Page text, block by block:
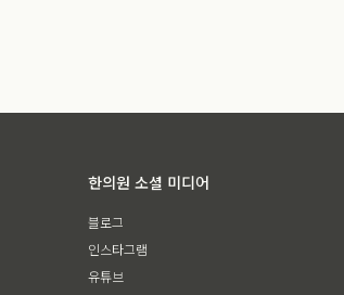
한의원 소셜 미디어
블로그
인스타그램
유튜브